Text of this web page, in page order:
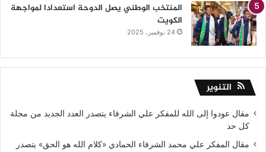
المنتخب الوطني يصل الدوحة استعدادا لمواجهة
الكويت
24 نوفمبر، 2025
التنوير
مقال عودوا إلى الله للمفكر علي الشرفاء يتصدر العدد الجديد من مجلة
كل حد
مقال المفكر علي محمد الشرفاء الحمادي «كلام الله هو الحق» يتصدر